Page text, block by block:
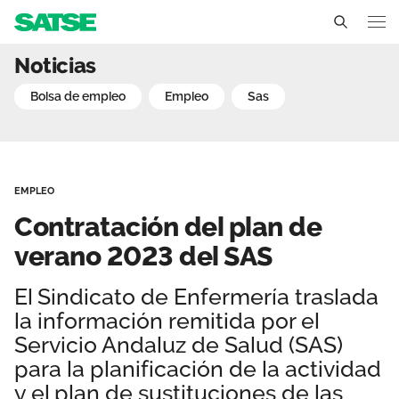
Delegados Sindicales
Estructura organizativa
Secciones sindicales
Servicios
Ventajas
Actualidad
Temas
Noticias
Sala de prensa
Andalucía
Contáctanos
Contratación del plan de
Noticias
bolsa de empleo empleo sas
EMPLEO
Contratación del plan de
verano 2023 del SAS
El Sindicato de Enfermería traslada
la información remitida por el
Servicio Andaluz de Salud (SAS)
para la planificación de la actividad
y el plan de sustituciones de las